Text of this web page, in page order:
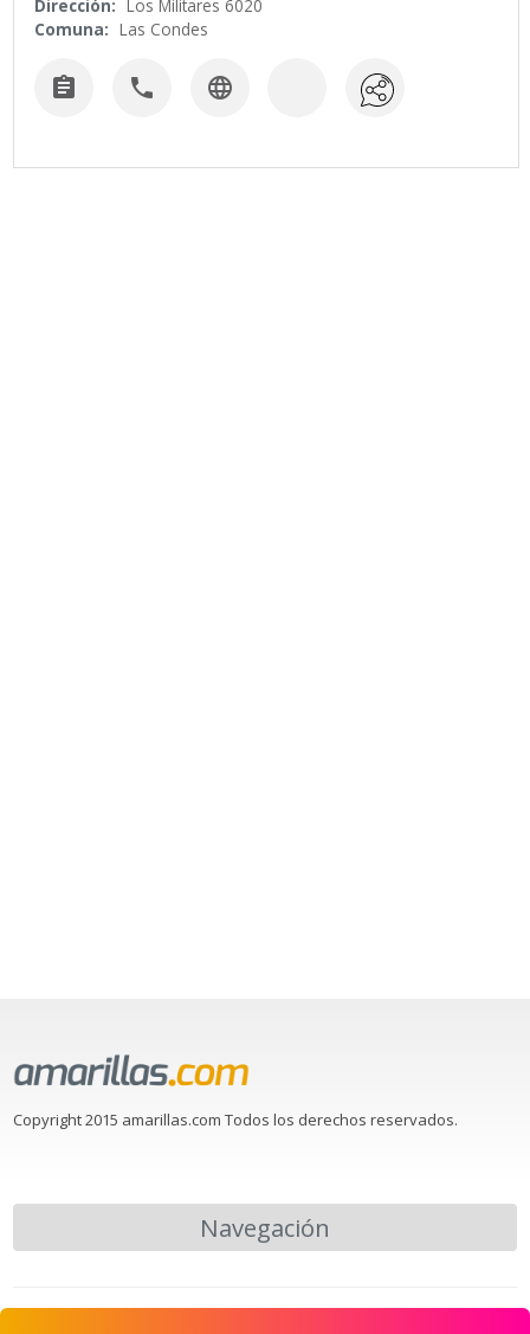
Dirección: Los Militares 6020
Comuna: Las Condes
  
Copyright 2015 amarillas.com Todos los derechos reservados.
Navegación